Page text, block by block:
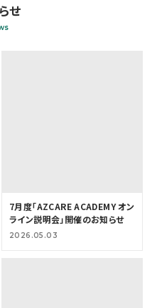
せ
7月度「AZCARE ACADEMY オン
ライン説明会」開催のお知らせ
2026.05.03